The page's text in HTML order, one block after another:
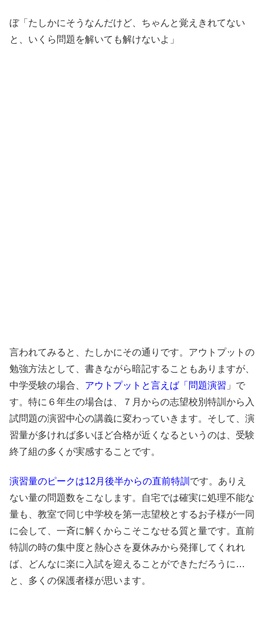
ぼ「たしかにそうなんだけど、ちゃんと覚えきれてない
と、いくら問題を解いても解けないよ」
言われてみると、たしかにその通りです。アウトプットの
勉強方法として、書きながら暗記することもありますが、
中学受験の場合、 アウトプットと言えば「問題演習 」で
す。特に６年生の場合は、７月からの志望校別特訓から入
試問題の演習中心の講義に変わっていきます。そして、演
習量が多ければ多いほど合格が近くなるというのは、受験
終了組の多くが実感することです。
演習量のピークは12月後半からの直前特訓 です。ありえ
ない量の問題数をこなします。自宅では確実に処理不能な
量も、教室で同じ中学校を第一志望校とするお子様が一同
に会して、一斉に解くからこそこなせる質と量です。直前
特訓の時の集中度と熱心さを夏休みから発揮してくれれ
ば、どんなに楽に入試を迎えることができただろうに…
と、多くの保護者様が思います。